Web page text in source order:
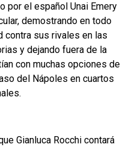
por el español Unai Emery
demostrando en todo
contra sus rivales en las
y dejando fuera de la
con muchas opciones de
del Nápoles en cuartos
Gianluca Rocchi contará